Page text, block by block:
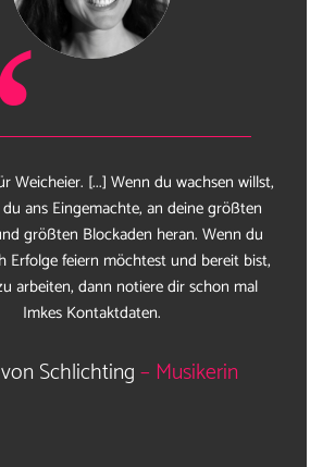
Weicheier. [...] Wenn du wachsen willst,
ans Eingemachte, an deine größten
größten Blockaden heran. Wenn du
Erfolge feiern möchtest und bereit bist,
arbeiten, dann notiere dir schon mal
Imkes Kontaktdaten.
Schlichting– Musikerin